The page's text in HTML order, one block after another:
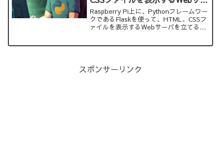
バーを作る
Raspberry Pi上に、Pythonフレームワー
クであるFlaskを使って、HTML、CSSフ
ァイルを表示するWebサーバを立てる方
スポンサーリンク